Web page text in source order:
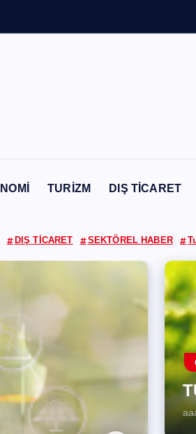
TURİZM DIŞ TİCARET
DIŞ TİCARET SEKTÖREL HABER